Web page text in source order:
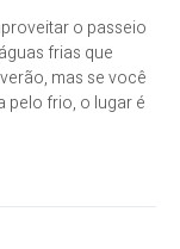
o passeio
frias que
mas se você
pelo frio, o lugar é